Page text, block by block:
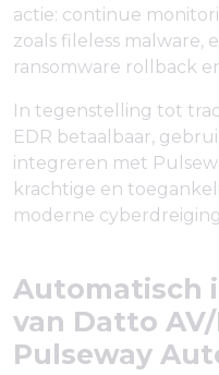
actie: continue
zoals fileless malware,
ransomware rollback
In tegenstelling tot
EDR betaalbaar,
integreren met
krachtige en
moderne
Automatisch
van Datto
Pulseway